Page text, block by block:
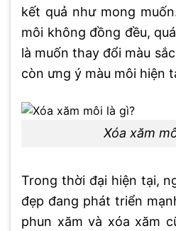
kết quả như mong
môi không đồng đều,
là muốn thay đổi màu
còn ưng ý màu môi hiện
Xóa xăm
Trong thời đại hiện tại,
đẹp đang phát triển
phun xăm và xóa xăm